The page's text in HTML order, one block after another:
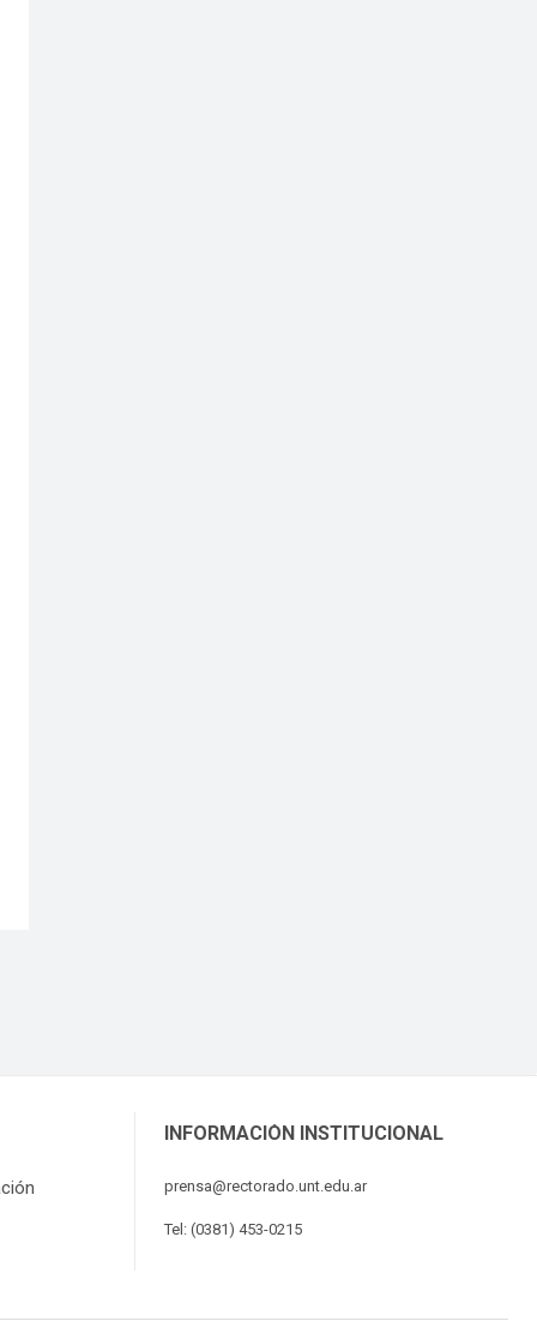
INFORMACIÓN INSTITUCIONAL
prensa@rectorado.unt.edu.ar
Tel: (0381) 453-0215